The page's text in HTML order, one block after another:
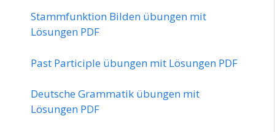
Stammfunktion Bilden übungen mit
Lösungen PDF
Past Participle übungen mit Lösungen PDF
Deutsche Grammatik übungen mit
Lösungen PDF